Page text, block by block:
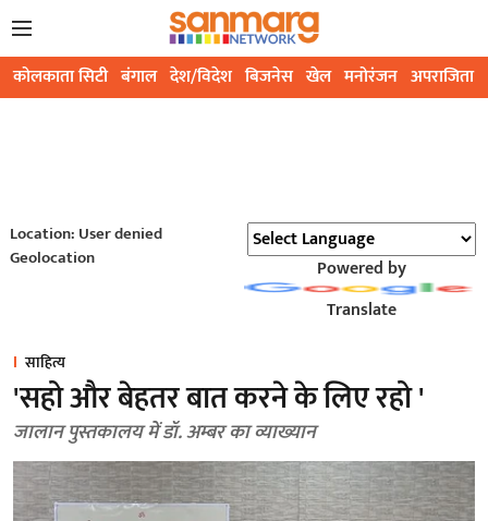
कोलकाता सिटी बंगाल देश/विदेश बिजनेस खेल मनोरंजन अपराजिता
Location: User denied
Geolocation
Powered by
Translate
साहित्य
'सहो और बेहतर बात करने के लिए रहो '
जालान पुस्तकालय में डॉ. अम्बर का व्याख्यान